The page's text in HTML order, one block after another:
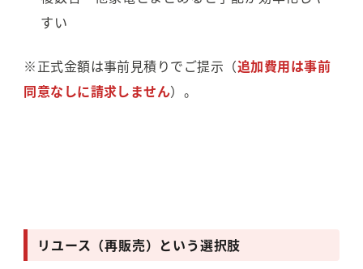
すい
※正式金額は事前見積りでご提示（追加費用は事前
同意なしに請求しません）。
リユース（再販売）という選択肢